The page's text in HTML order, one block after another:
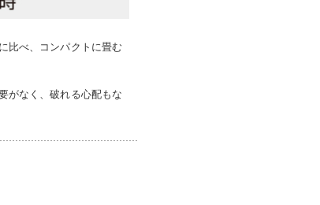
比べ、コンパクトに畳む
がなく、破れる心配もな